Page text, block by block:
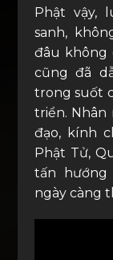
Phật vậy,
sanh,
đâu không
cũng đã
trong suốt
triển. Nhân
đạo, kính
Phật Tử,
tấn hướng
ngày càng